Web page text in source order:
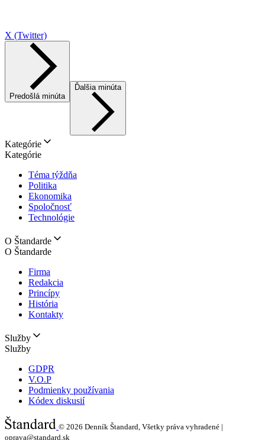
X (Twitter)
Predošlá minúta
Ďalšia minúta
Kategórie
Kategórie
Téma týždňa
Politika
Ekonomika
Spoločnosť
Technológie
O Štandarde
O Štandarde
Firma
Redakcia
Princípy
História
Kontakty
Služby
Služby
GDPR
V.O.P
Podmienky používania
Kódex diskusií
© 2026 Denník Štandard, Všetky práva vyhradené |
oprava@standard.sk